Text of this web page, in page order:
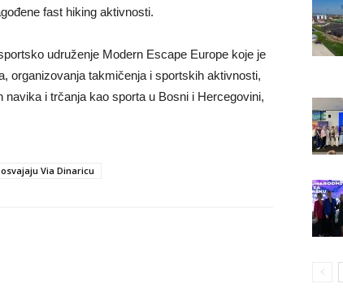
fast hiking aktivnosti.
udruženje Modern Escape Europe koje je
organizovanja takmičenja i sportskih aktivnosti,
i trčanja kao sporta u Bosni i Hercegovini,
Via Dinaricu